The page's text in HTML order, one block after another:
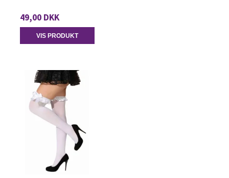
49,00 DKK
VIS PRODUKT